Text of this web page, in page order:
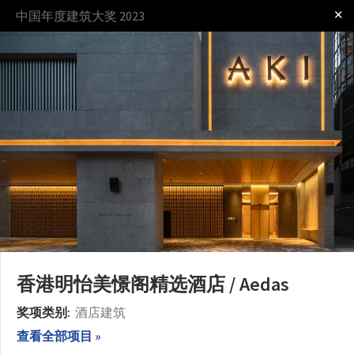
登录
奖项 过程 规则
中国年度建筑大奖 2023 ✕
香港明怡美憬阁精选酒店 / Aedas
奖项类别: 酒店建筑
查看全部项目 »